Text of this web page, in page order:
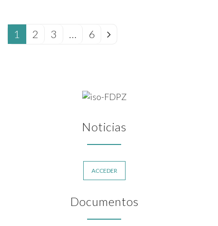
1 2 3 … 6
Noticias
ACCEDER
Documentos